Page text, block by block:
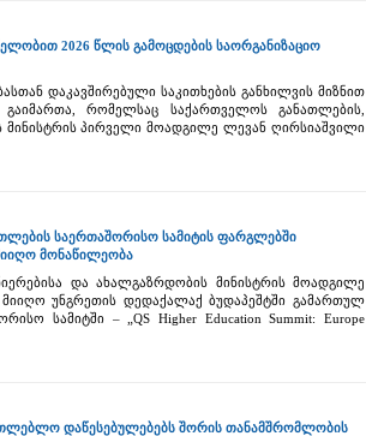
2026 წლის გამოცდების საორგანიზაციო
დაკავშირებული საკითხების განხილვის მიზნით
გაიმართა, რომელსაც საქართველოს განათლების,
მინისტრის პირველი მოადგილე ლევან ღირსიაშვილი
საერთაშორისო სამიტის ფარგლებში
მონაწილეობა
და ახალგაზრდობის მინისტრის მოადგილე
უნგრეთის დედაქალაქ ბუდაპეშტში გამართულ
სამიტში – „QS Higher Education Summit: Europe
დაწესებულებებს შორის თანამშრომლობის